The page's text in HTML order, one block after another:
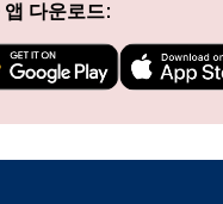
supports eSIM
an eSIM
can enjoy the benefits
앱 다운로드:
입
로 만드세요.